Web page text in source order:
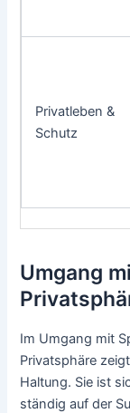
Privatleben &
Schutz
Umgang
Im Umgang mit
Privatsphäre
Haltung. Sie ist
ständig auf der